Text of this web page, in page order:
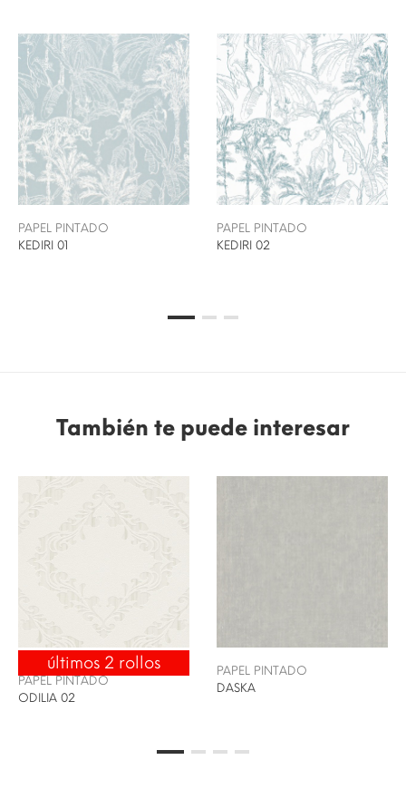
PAPEL PINTADO
KEDIRI 01
PAPEL PINTADO
KEDIRI 02
También te puede interesar
ENVÍO 24/48H
últimos 2 rollos
PAPEL PINTADO
ODILIA 02
PAPEL PINTADO
DASKA